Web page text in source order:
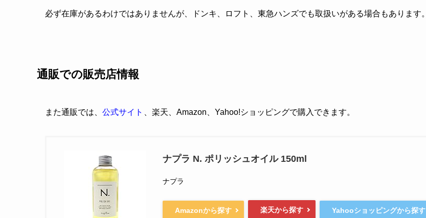
必ず在庫があるわけではありませんが、ドンキ、ロフト、東急ハンズでも取扱いがある場合もあります。
通販での販売店情報
また通販では、 公式サイト 、楽天、Amazon、Yahoo!ショッピングで購入できます。
ナプラ N. ポリッシュオイル 150ml
ナプラ
Amazonから探す 楽天から探す Yahooショッピングから探す